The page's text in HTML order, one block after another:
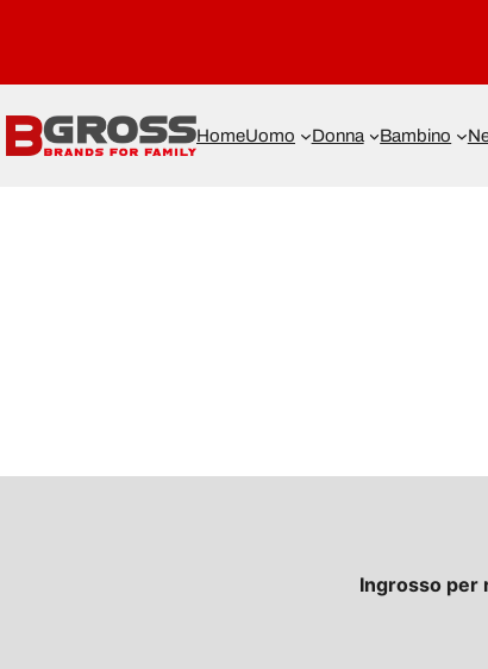
HomeUomo Donna Bambino
Ingrosso per